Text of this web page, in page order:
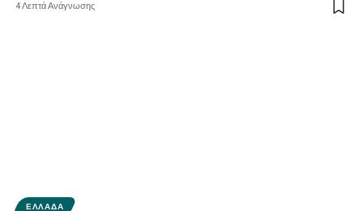
4 Λεπτά Ανάγνωσης
ΕΛΛΆΔΑ